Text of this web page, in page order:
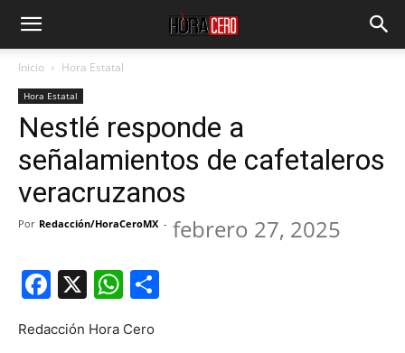
Inicio Hora Estatal
Hora Estatal
Nestlé responde a
señalamientos de cafetaleros
veracruzanos
Por Redacción/HoraCeroMX - febrero 27, 2025
Facebook
X WhatsApp
Redacción Hora Cero